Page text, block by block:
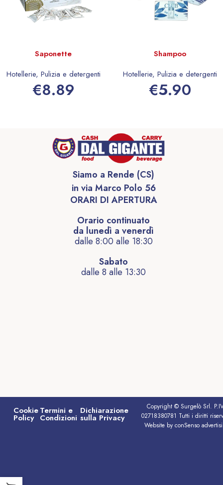
Saponette
Hotellerie, Pulizia e detergenti
€8.89
Shampoo
Hotellerie, Pulizia e detergenti
€5.90
Siamo a Rende (CS)
in via Marco Polo 56
ORARI DI APERTURA
Orario continuato
da lunedì a venerdì
dalle 8:00 alle 18:30
Sabato
dalle 8 alle 13:30
Cookie
Policy
Termini e
Condizioni
Dichiarazione
sulla Privacy
Copyright © Surgelò Srl.
02718380781 Tutti i diritti
Website by conSenso